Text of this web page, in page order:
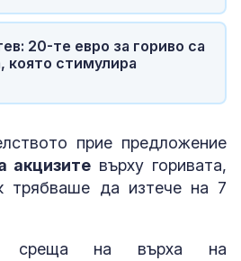
20-те евро за гориво са
която стимулира
прие предложение
акцизите върху горивата,
трябваше да изтече на 7
среща на върха на